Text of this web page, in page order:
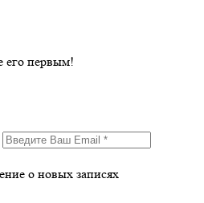
его первым!
о новых записях